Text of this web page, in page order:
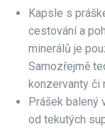
Kapsle s
cestování a
minerálů je
Samozřejmě
konzervanty či
Prášek balený
od tekutých